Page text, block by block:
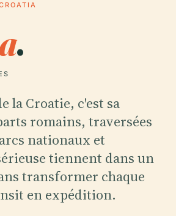
.
la Croatie, c'est sa
romains, traversées
nationaux et
tiennent dans un
transformer chaque
en expédition.